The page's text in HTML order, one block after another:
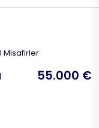
Misafirler
55.000 €